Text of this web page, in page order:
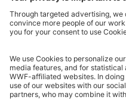
Partner &
Ein Projekt der Aktionsplattform